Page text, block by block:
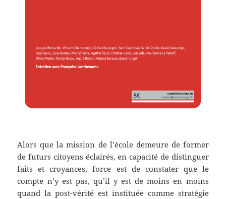
Alors que la mission de l’école demeure de former
de futurs citoyens éclairés, en capacité de distinguer
faits et croyances, force est de constater que le
compte n’y est pas, qu’il y est de moins en moins
quand la post-vérité est instituée comme stratégie